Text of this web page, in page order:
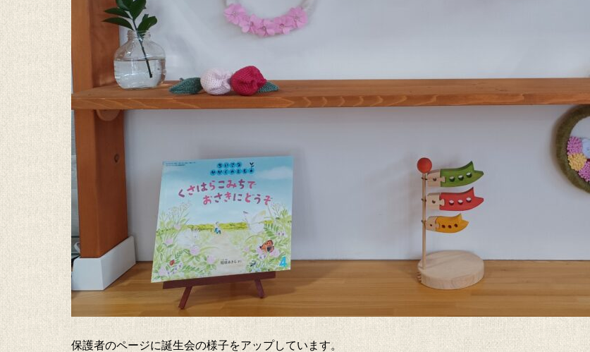
保護者のページに誕生会の様子をアップしています。